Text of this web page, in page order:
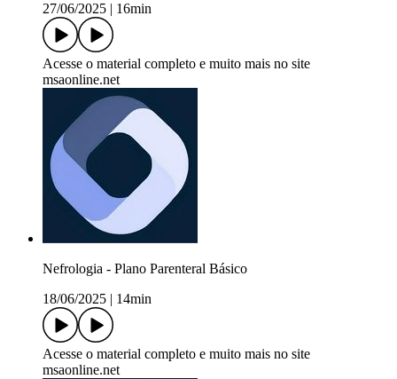
27/06/2025
16min
Acesse o material completo e muito mais no site
msaonline.net
Nefrologia - Plano Parenteral Básico
18/06/2025
14min
Acesse o material completo e muito mais no site
msaonline.net